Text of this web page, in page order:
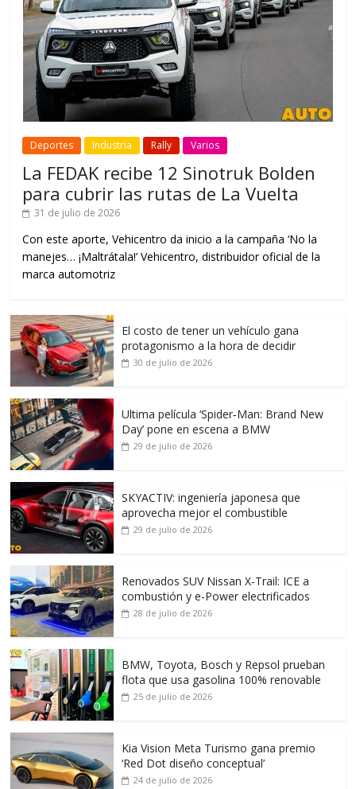
Deportes Industria Rally Varios
La FEDAK recibe 12 Sinotruk Bolden
para cubrir las rutas de La Vuelta
31 de julio de 2026
Con este aporte, Vehicentro da inicio a la campaña ‘No la
manejes… ¡Maltrátala!’ Vehicentro, distribuidor oficial de la
marca automotriz
El costo de tener un vehículo gana
protagonismo a la hora de decidir
30 de julio de 2026
Ultima película ‘Spider‑Man: Brand New
Day’ pone en escena a BMW
29 de julio de 2026
SKYACTIV: ingeniería japonesa que
aprovecha mejor el combustible
29 de julio de 2026
Renovados SUV Nissan X-Trail: ICE a
combustión y e-Power electrificados
28 de julio de 2026
BMW, Toyota, Bosch y Repsol prueban
flota que usa gasolina 100% renovable
25 de julio de 2026
Kia Vision Meta Turismo gana premio
‘Red Dot diseño conceptual’
24 de julio de 2026